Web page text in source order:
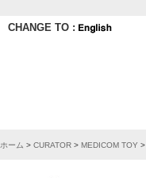
CHANGE TO :
ホーム > CURATOR > MEDICOM TOY >